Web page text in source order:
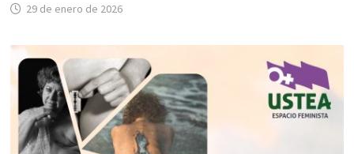
29 de enero de 2026